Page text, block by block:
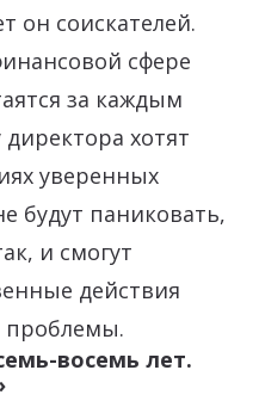
он соискателей.
сфере
за каждым
хотят
уверенных
будут паниковать,
и смогут
действия
проблемы.
восемь лет.